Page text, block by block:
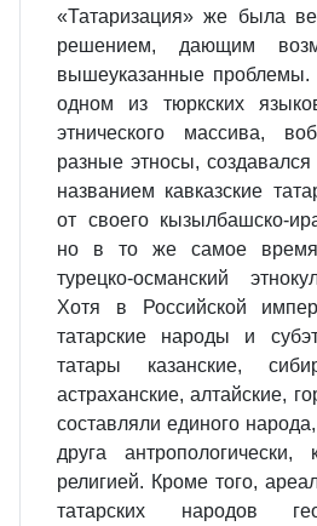
«Татаризация» же была
решением, дающим
вышеуказанные проблемы.
одном из тюркских
этнического массива,
разные этносы,
названием кавказские
от своего кызылбашско-
но в то же самое
турецко-османский
Хотя в Российской
татарские народы и
татары казанские,
астраханские, алтайские,
составляли единого
друга антропологически,
религией. Кроме того,
татарских народов